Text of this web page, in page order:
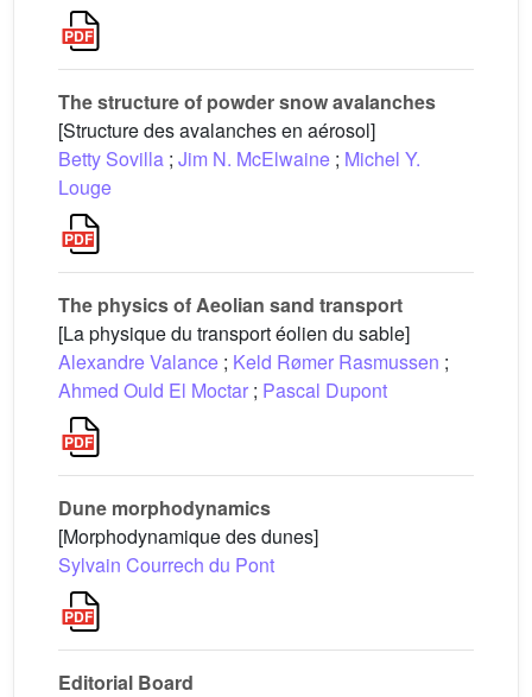
The structure of powder snow avalanches
[Structure des avalanches en aérosol]
Betty Sovilla ; Jim N. McElwaine ; Michel Y.
Louge
The physics of Aeolian sand transport
[La physique du transport éolien du sable]
Alexandre Valance ; Keld Rømer Rasmussen ;
Ahmed Ould El Moctar ; Pascal Dupont
Dune morphodynamics
[Morphodynamique des dunes]
Sylvain Courrech du Pont
Editorial Board